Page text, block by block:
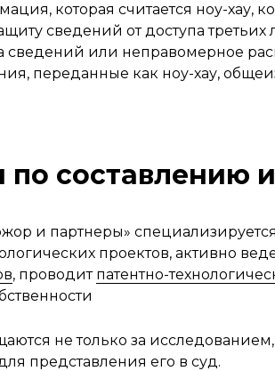
которая считается ноу-
сведений от доступа
сведений или неправомерное
переданные как ноу-хау,
по составлению
и партнеры»
проектов, активно
, проводит патентно-
не только за
представления его в суд.